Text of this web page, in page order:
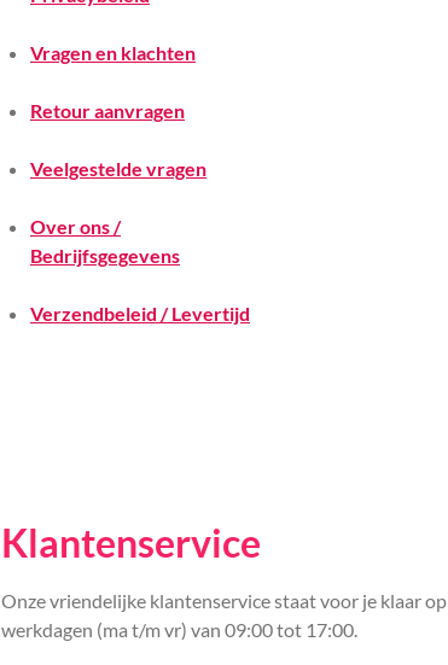
Vragen en klachten
Retour aanvragen
Veelgestelde vragen
Over ons /
Bedrijfsgegevens
Verzendbeleid / Levertijd
Klantenservice
Onze vriendelijke klantenservice staat voor je klaar op
werkdagen (ma t/m vr) van 09:00 tot 17:00.